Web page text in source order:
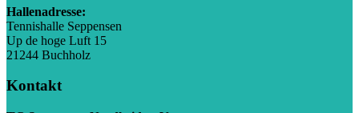
Hallenadresse:
Tennishalle Seppensen
Up de hoge Luft 15
21244 Buchholz
Kontakt